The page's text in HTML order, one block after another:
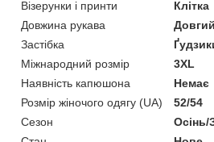
Візерунки і принти
Клітка
Довжина рукава
Довгий
Застібка
Міжнародний розмір
3XL
Наявність капюшона
Немає
Розмір жіночого одягу (UA)
52/54
Сезон
Осінь/